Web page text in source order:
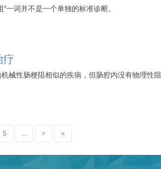
一词并不是一个单独的标准诊断。
疗
械性肠梗阻相似的疾病，但肠腔内没有物理性阻
5 … > »